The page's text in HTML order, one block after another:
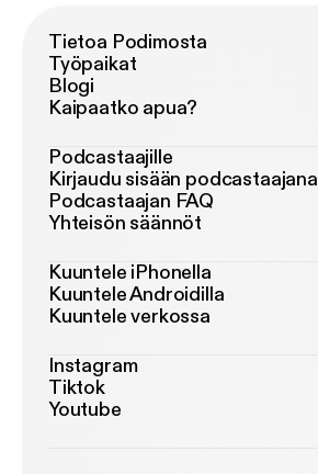
Tietoa Podimosta
Työpaikat
Blogi
Kaipaatko apua?
Podcastaajille
Kirjaudu sisään podcastaajana
Podcastaajan FAQ
Yhteisön säännöt
Kuuntele iPhonella
Kuuntele Androidilla
Kuuntele verkossa
Instagram
Tiktok
Youtube